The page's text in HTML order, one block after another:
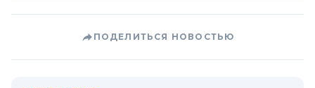
ПОДЕЛИТЬСЯ НОВОСТЬЮ